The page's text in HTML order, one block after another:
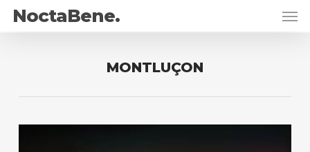
main
NoctaBene.
MONTLUÇON